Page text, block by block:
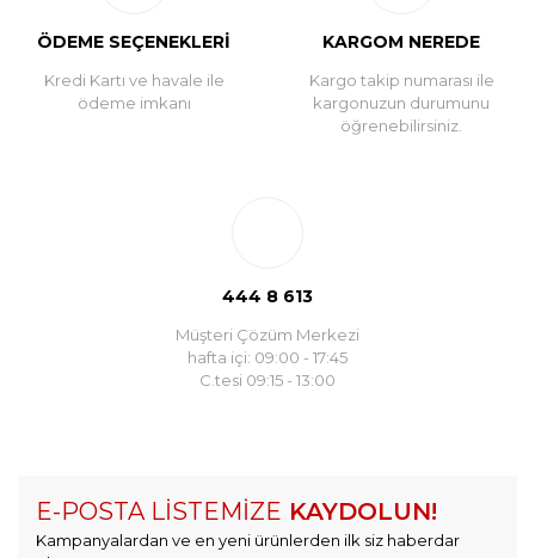
ÖDEME SEÇENEKLERİ
Kredi Kartı ve havale ile
ödeme imkanı
KARGOM NEREDE
Kargo takip numarası ile
kargonuzun durumunu
öğrenebilirsiniz.
444 8 613
Müşteri Çözüm Merkezi
hafta içi: 09:00 - 17:45
C.tesi 09:15 - 13:00
E-POSTA LİSTEMİZE KAYDOLUN!
Kampanyalardan ve en yeni ürünlerden ilk siz haberdar